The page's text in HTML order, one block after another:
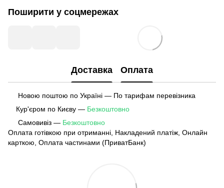
Поширити у соцмережах
Доставка Оплата
Новою поштою по Україні — По тарифам перевізника
Кур'єром по Києву — Безкоштовно
Самовивіз — Безкоштовно
Оплата готівкою при отриманні, Накладений платіж, Онлайн
карткою, Оплата частинами (ПриватБанк)